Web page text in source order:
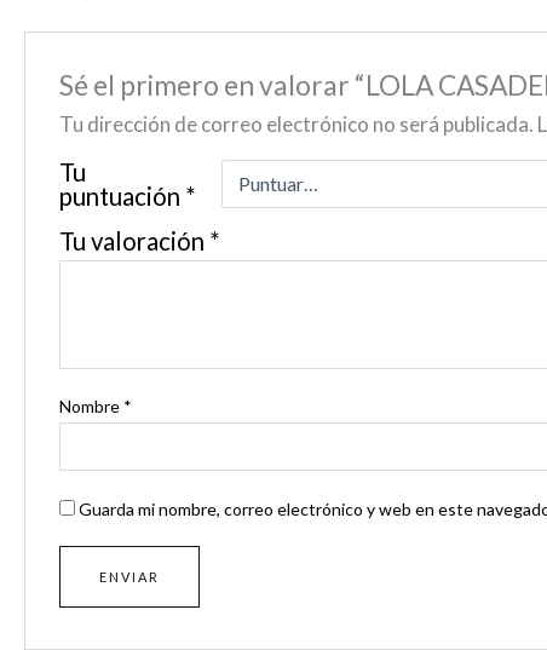
Sé el primero en valorar “LOLA
Tu dirección de correo electrónico no será publicada.
Tu
puntuación *
Tu valoración *
Nombre *
Guarda mi nombre, correo electrónico y web en este